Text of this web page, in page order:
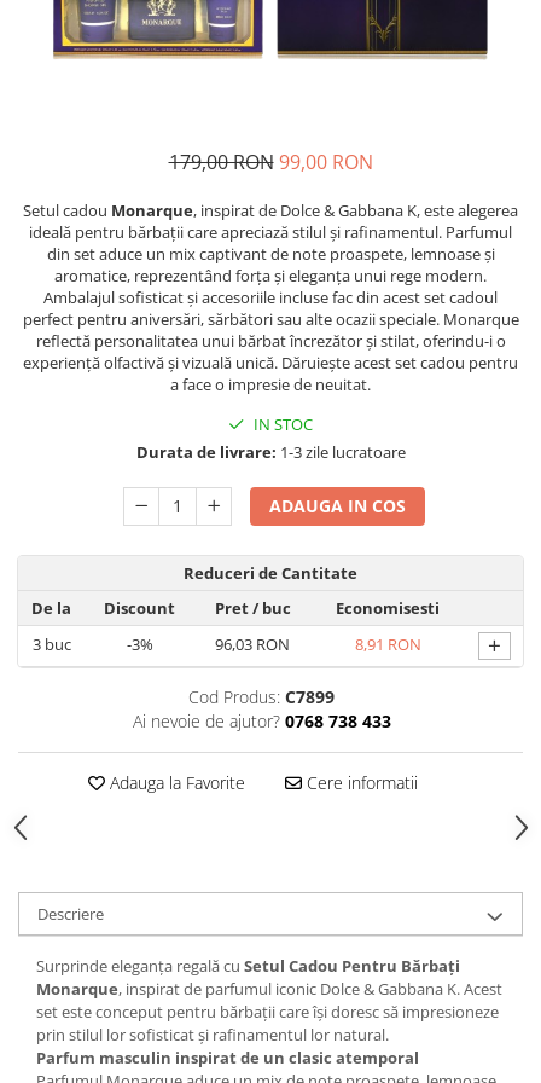
Epilare
Igiena Intima
Lotiuni si Geluri Intime
Scutece pentru Adulti
Servetele Intime
Servetele Umede pentru Adulti
Igiena Orala
Apa de Gura
Pasta de Dinti
Sampon pentru Barbati
Sampon Uscat
Tratament de Par
Ingrijirea Picioarelor
Demachiere
Parfumuri
Body Mist
Pentru Barbati
Pentru Femei
Unisex
Produse Barbierit
Solutii Curatare Mobila
Solutii Curatare Pardoseli
Solutii Intretinere Textile
Universale
Carlige Rufe
Decoratiuni interior
Rezerva Mop, Faras, Perie
Saci Menajeri
179,00 RON 99,00 RON
Setul cadou Monarque, inspirat de Dolce & Gabbana K, este alegerea
ideală pentru bărbații care apreciază stilul și rafinamentul. Parfumul
din set aduce un mix captivant de note proaspete, lemnoase și
aromatice, reprezentând forța și eleganța unui rege modern.
Ambalajul sofisticat și accesoriile incluse fac din acest set cadoul
perfect pentru aniversări, sărbători sau alte ocazii speciale. Monarque
reflectă personalitatea unui bărbat încrezător și stilat, oferindu-i o
experiență olfactivă și vizuală unică. Dăruiește acest set cadou pentru
a face o impresie de neuitat.
IN STOC
Durata de livrare: 1-3 zile lucratoare
ADAUGA IN COS
Reduceri de Cantitate
De la
Discount Pret/ buc
Economisesti
3buc -3% 96,03 RON 8,91 RON +
Cod Produs: C7899
Ai nevoie de ajutor? 0768 738 433
Adauga la Favorite Cere informatii
Descriere
Surprinde eleganța regală cu Setul Cadou Pentru Bărbați
Monarque, inspirat de parfumul iconic Dolce & Gabbana K. Acest
set este conceput pentru bărbații care își doresc să impresioneze
prin stilul lor sofisticat și rafinamentul lor natural.
Parfum masculin inspirat de un clasic atemporal